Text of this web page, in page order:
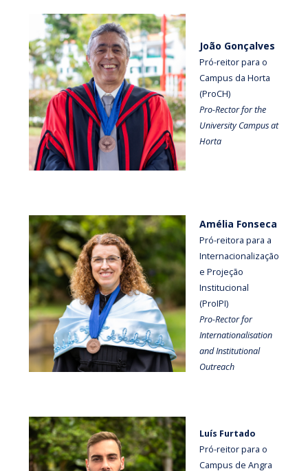
João Gonçalves
Pró-reitor para o
Campus da Horta
(ProCH)
Pro-Rector for the
University Campus at
Horta
Amélia Fonseca
Pró-reitora para a
Internacionalização
e Projeção
Institucional
(ProIPI)
Pro-Rector for
Internationalisation
and Institutional
Outreach
Luís Furtado
Pró-reitor para o
Campus de Angra